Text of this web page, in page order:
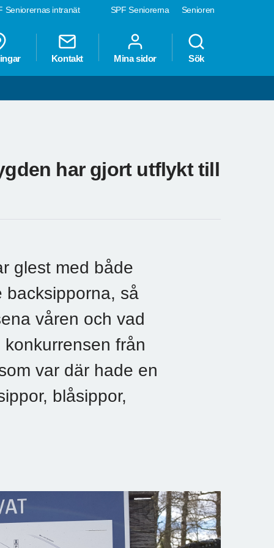
SPF Seniorerna Senioren
Seniorernas intranät
Kontakt Mina sidor Sök
har gjort utflykt till
glest med både
backsipporna, så
våren och vad
från
var där hade en
blåsippor,